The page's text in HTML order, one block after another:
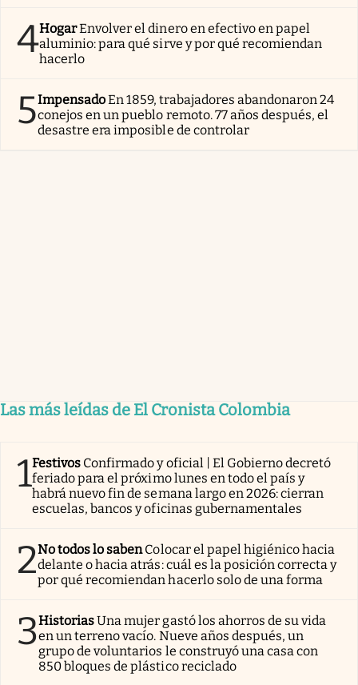
4HogarEnvolver el dinero en efectivo en papel
aluminio: para qué sirve y por qué recomiendan
hacerlo
5ImpensadoEn 1859, trabajadores abandonaron 24
conejos en un pueblo remoto. 77 años después, el
desastre era imposible de controlar
Las más leídas de El Cronista Colombia
1Festivos Confirmado y oficial | El Gobierno decretó
feriado para el próximo lunes en todo el país y
habrá nuevo fin de semana largo en 2026: cierran
escuelas, bancos y oficinas gubernamentales
2No todos lo sabenColocar el papel higiénico hacia
delante o hacia atrás: cuál es la posición correcta y
por qué recomiendan hacerlo solo de una forma
3HistoriasUna mujer gastó los ahorros de su vida
en un terreno vacío. Nueve años después, un
grupo de voluntarios le construyó una casa con
850 bloques de plástico reciclado